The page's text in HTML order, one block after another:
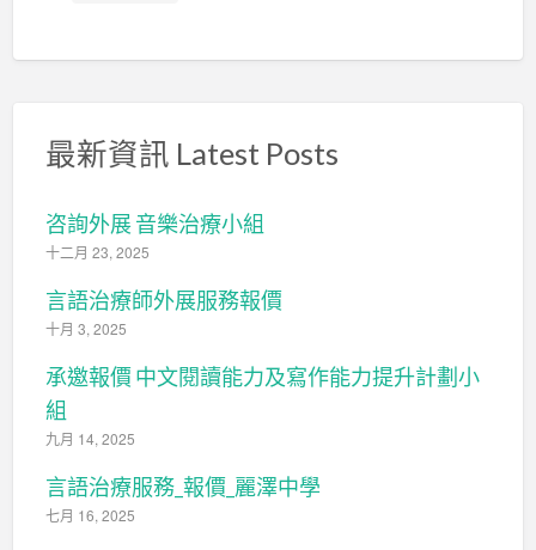
最新資訊 Latest Posts
咨詢外展 音樂治療小組
十二月 23, 2025
言語治療師外展服務報價
十月 3, 2025
承邀報價 中文閱讀能力及寫作能力提升計劃小
組
九月 14, 2025
言語治療服務_報價_麗澤中學
七月 16, 2025